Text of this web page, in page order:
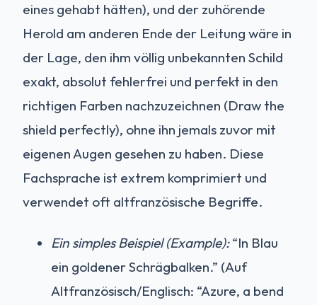
eines gehabt hätten), und der zuhörende
Herold am anderen Ende der Leitung wäre in
der Lage, den ihm völlig unbekannten Schild
exakt, absolut fehlerfrei und perfekt in den
richtigen Farben nachzuzeichnen (Draw the
shield perfectly), ohne ihn jemals zuvor mit
eigenen Augen gesehen zu haben. Diese
Fachsprache ist extrem komprimiert und
verwendet oft altfranzösische Begriffe.
Ein simples Beispiel (Example):“In Blau
ein goldener Schrägbalken.” (Auf
Altfranzösisch/Englisch: “Azure, a bend